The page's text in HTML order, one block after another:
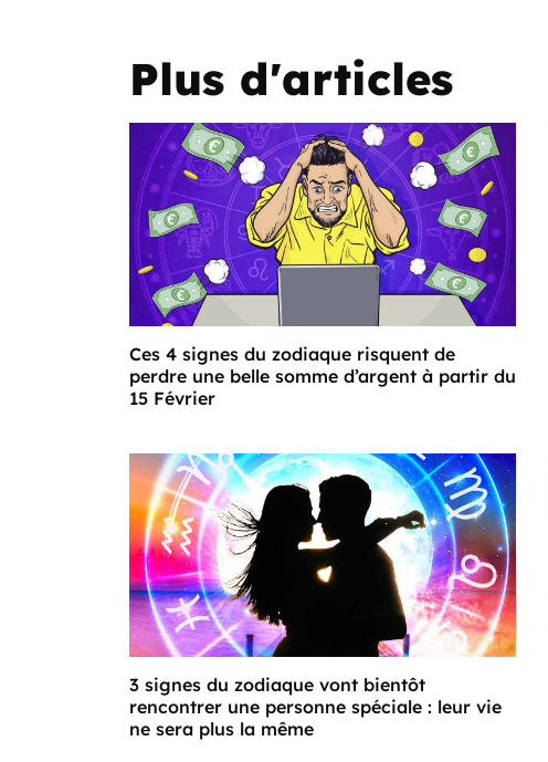
Plus d'articles
Ces 4 signes du zodiaque risquent de
perdre une belle somme d’argent à partir du
15 Février
3 signes du zodiaque vont bientôt
rencontrer une personne spéciale : leur vie
ne sera plus la même